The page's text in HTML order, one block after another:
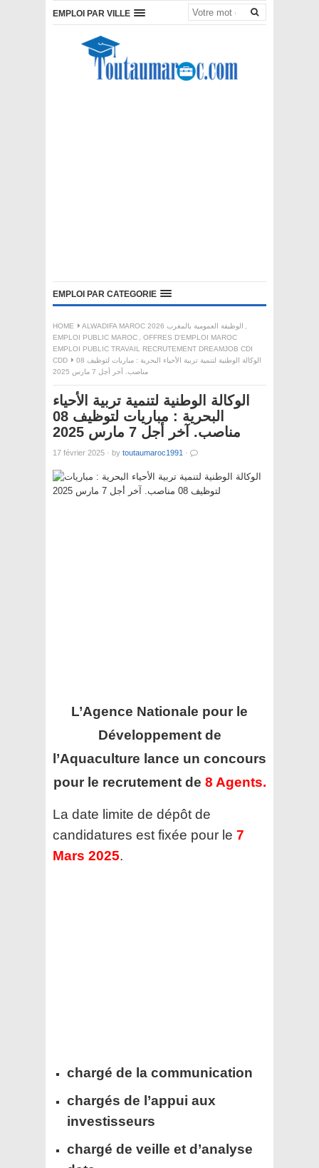
EMPLOI PAR VILLE
EMPLOI PAR CATEGORIE
HOME ALWADIFA MAROC 2026 الوظيفة العمومية بالمغرب
,
EMPLOI PUBLIC MAROC , OFFRES D'EMPLOI MAROC
EMPLOI PUBLIC TRAVAIL RECRUTEMENT DREAMJOB CDI
CDD
الوكالة الوطنية لتنمية تربية الأحياء البحرية : مباريات لتوظيف 08
مناصب. آخر أجل 7 مارس 2025
الوكالة الوطنية لتنمية تربية الأحياء
البحرية : مباريات لتوظيف 08
مناصب. آخر أجل 7 مارس 2025
17 février 2025 · by toutaumaroc1991 ·
L’Agence Nationale pour le
Développement de
l’Aquaculture lance un concours
pour le recrutement de 8 Agents.
La date limite de dépôt de
candidatures est fixée pour le 7
Mars 2025.
chargé de la communication
chargés de l’appui aux
investisseurs
chargé de veille et d’analyse